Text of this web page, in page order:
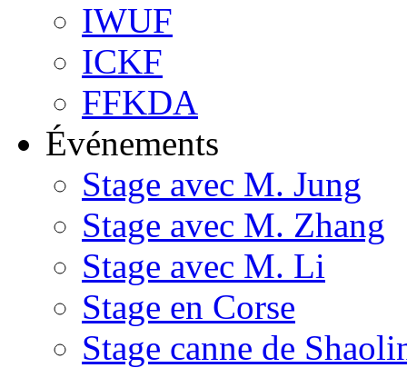
IWUF
ICKF
FFKDA
Événements
Stage avec M. Jung
Stage avec M. Zhang
Stage avec M. Li
Stage en Corse
Stage canne de